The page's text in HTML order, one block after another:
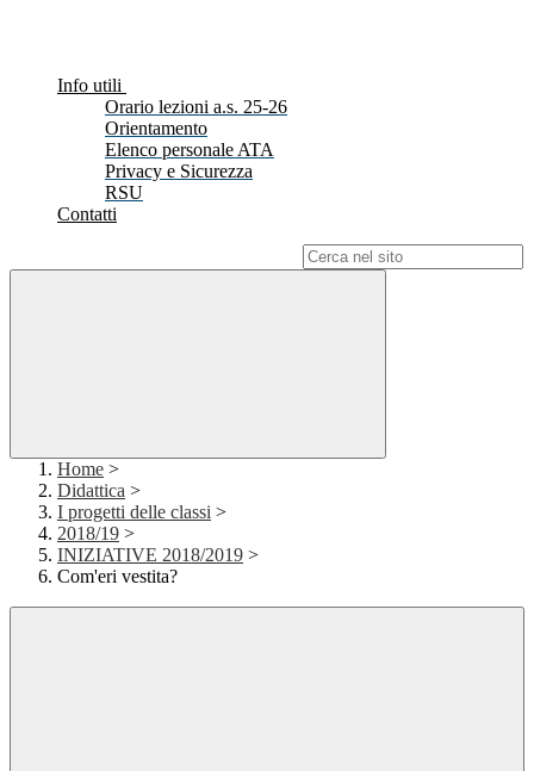
Info utili
Orario lezioni a.s. 25-26
Orientamento
Elenco personale ATA
Privacy e Sicurezza
RSU
Contatti
Home >
Didattica >
I progetti delle classi >
2018/19 >
INIZIATIVE 2018/2019 >
Com'eri vestita?